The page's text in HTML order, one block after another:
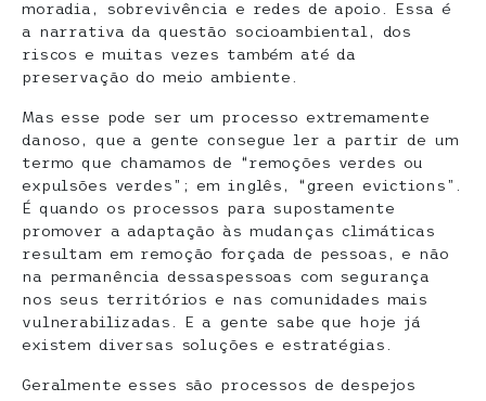
moradia, sobrevivência e redes de apoio. Essa é
a narrativa da questão socioambiental, dos
riscos e muitas vezes também até da
preservação do meio ambiente.
Mas esse pode ser um processo extremamente
danoso, que a gente consegue ler a partir de um
termo que chamamos de “remoções verdes ou
expulsões verdes”; em inglês, “green evictions”.
É quando os processos para supostamente
promover a adaptação às mudanças climáticas
resultam em remoção forçada de pessoas, e não
na permanência dessaspessoas com segurança
nos seus territórios e nas comunidades mais
vulnerabilizadas. E a gente sabe que hoje já
existem diversas soluções e estratégias.
Geralmente esses são processos de despejos